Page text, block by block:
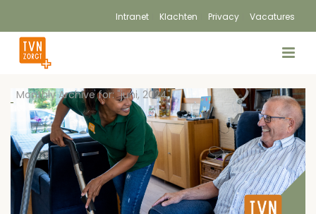
Intranet Klachten Privacy Vacatures
Monthly Archive for: "juni, 2024"